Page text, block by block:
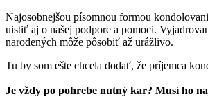
Najosobnejšou písomnou formou
uistiť aj o našej podpore a pomoci.
narodených môže pôsobiť až urážlivo.
Tu by som ešte chcela dodať, že príjemca
Je vždy po pohrebe nutný kar? Musí ho